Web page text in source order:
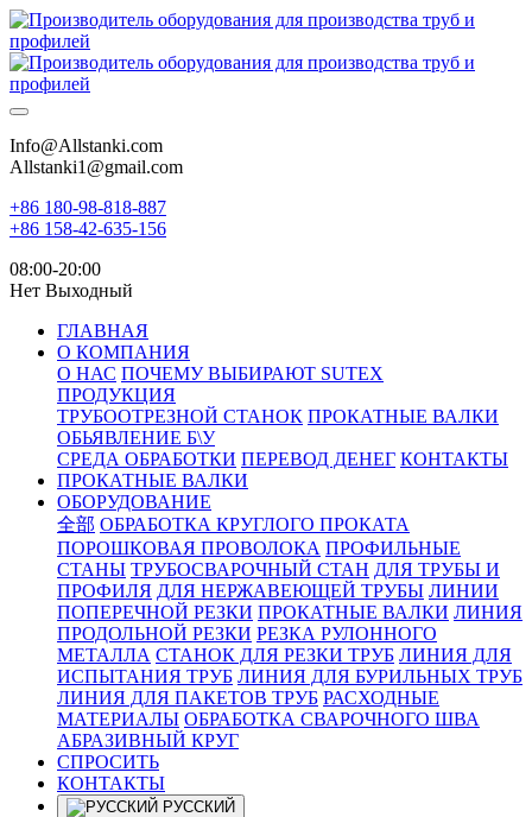
Info@Allstanki.com
Allstanki1@gmail.com
+86 180-98-818-887
+86 158-42-635-156
08:00-20:00
Нет Выходный
ГЛАВНАЯ
О КОМПАНИЯ
О НАС ПОЧЕМУ ВЫБИРАЮТ SUTEX
ПРОДУКЦИЯ
ТРУБООТРЕЗНОЙ СТАНОК ПРОКАТНЫЕ ВАЛКИ
ОБЬЯВЛЕНИЕ Б\У
СРЕДА ОБРАБОТКИ ПЕРЕВОД ДЕНЕГ КОНТАКТЫ
ПРОКАТНЫЕ ВАЛКИ
ОБОРУДОВАНИЕ
全部 ОБРАБОТКА КРУГЛОГО ПРОКАТА
ПОРОШКОВАЯ ПРОВОЛОКА ПРОФИЛЬНЫЕ
СТАНЫ ТРУБОСВАРОЧНЫЙ СТАН ДЛЯ ТРУБЫ И
ПРОФИЛЯ ДЛЯ НЕРЖАВЕЮЩЕЙ ТРУБЫ ЛИНИИ
ПОПЕРЕЧНОЙ РЕЗКИ ПРОКАТНЫЕ ВАЛКИ ЛИНИЯ
ПРОДОЛЬНОЙ РЕЗКИ РЕЗКА РУЛОННОГО
МЕТАЛЛА СТАНОК ДЛЯ РЕЗКИ ТРУБ ЛИНИЯ ДЛЯ
ИСПЫТАНИЯ ТРУБ ЛИНИЯ ДЛЯ БУРИЛЬНЫХ ТРУБ
ЛИНИЯ ДЛЯ ПАКЕТОВ ТРУБ РАСХОДНЫЕ
МАТЕРИАЛЫ OБРАБОТКА СВАРОЧНОГО ШВА
АБРАЗИВНЫЙ КРУГ
СПРОСИТЬ
КОНТАКТЫ
РУССКИЙ